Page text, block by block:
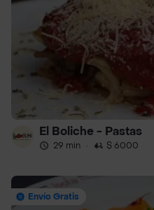
El Boliche - Pastas
29 min · $ 6000
Envío Gratis